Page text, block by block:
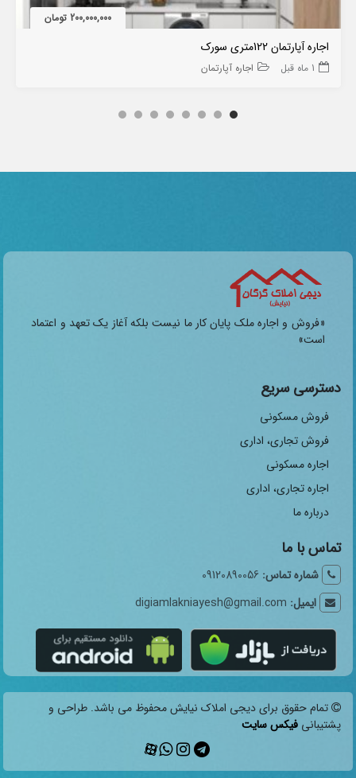
200,000,000 تومان
اجاره آپارتمان 122متری سورک
1 ماه قبل اجاره آپارتمان
«فروش و اجاره ملک پایان کار ما نیست بلکه آغاز یک تعهد و اعتماد
است»
دسترسی سریع
فروش مسکونی
فروش تجاری، اداری
اجاره مسکونی
اجاره تجاری، اداری
درباره ما
تماس با ما
شماره تماس: 09120890056
ایمیل: digiamlakniayesh@gmail.com
تمام حقوق برای دیجی املاک نیایش محفوظ می باشد. طراحی و
پشتیبانی فیکس سایت